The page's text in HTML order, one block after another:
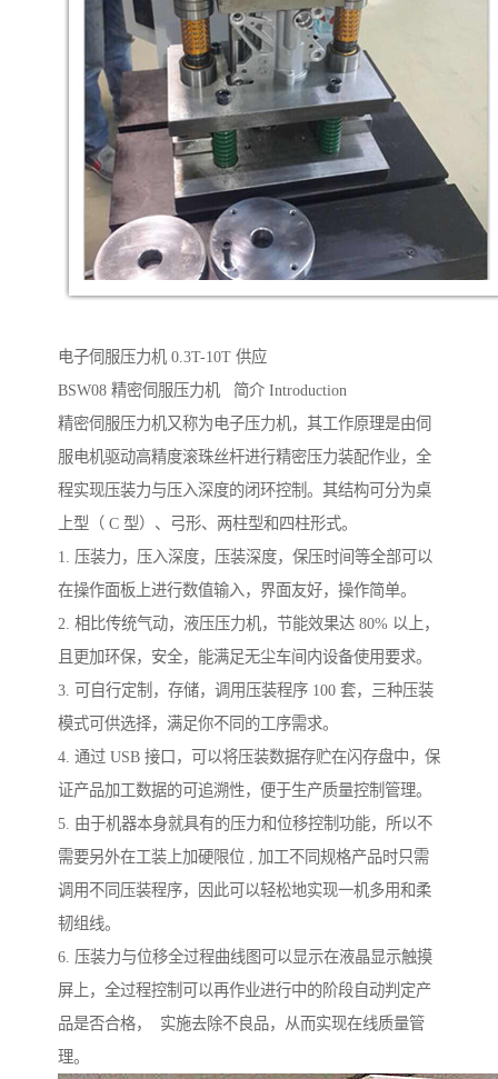
电子伺服压力机 0.3T-10T 供应
BSW08 精密伺服压力机 简介 Introduction
精密伺服压力机又称为电子压力机，其工作原理是由伺
服电机驱动高精度滚珠丝杆进行精密压力装配作业，全
程实现压装力与压入深度的闭环控制。其结构可分为桌
上型（ C 型）、弓形、两柱型和四柱形式。
1. 压装力，压入深度，压装深度，保压时间等全部可以
在操作面板上进行数值输入，界面友好，操作简单。
2. 相比传统气动，液压压力机，节能效果达 80% 以上，
且更加环保，安全，能满足无尘车间内设备使用要求。
3. 可自行定制，存储，调用压装程序 100 套，三种压装
模式可供选择，满足你不同的工序需求。
4. 通过 USB 接口，可以将压装数据存贮在闪存盘中，保
证产品加工数据的可追溯性，便于生产质量控制管理。
5. 由于机器本身就具有的压力和位移控制功能，所以不
需要另外在工装上加硬限位 , 加工不同规格产品时只需
调用不同压装程序，因此可以轻松地实现一机多用和柔
韧组线。
6. 压装力与位移全过程曲线图可以显示在液晶显示触摸
屏上，全过程控制可以再作业进行中的阶段自动判定产
品是否合格， 实施去除不良品，从而实现在线质量管
理。